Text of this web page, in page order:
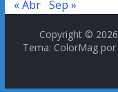
« Abr Sep »
Copyright © 2026
Tema: ColorMag por